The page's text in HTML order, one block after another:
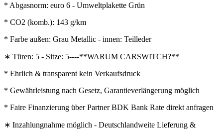
* Abgasnorm: euro 6 - Umweltplakette Grün
* CO2 (komb.): 143 g/km
* Farbe außen: Grau Metallic - innen: Teilleder
∗ Türen: 5 - Sitze: 5----**WARUM CARSWITCH?**
* Ehrlich & transparent kein Verkaufsdruck
* Gewährleistung nach Gesetz, Garantieverlängerung möglich
* Faire Finanzierung über Partner BDK Bank Rate direkt anfragen
∗ Inzahlungnahme möglich - Deutschlandweite Lieferung &